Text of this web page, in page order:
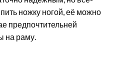
ножку ногой, её можно
предпочтительней
на раму.